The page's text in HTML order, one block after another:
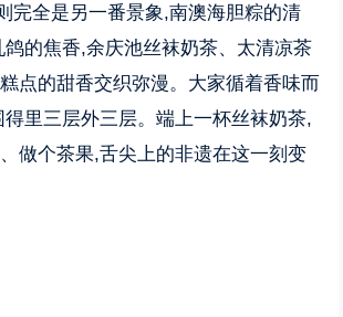
完全是另一番景象,南澳海胆粽的清
的焦香,余庆池丝袜奶茶、太清凉茶
点的甜香交织弥漫。大家循着香味而
里三层外三层。端上一杯丝袜奶茶,
做个茶果,舌尖上的非遗在这一刻变